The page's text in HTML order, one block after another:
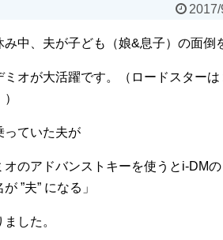
中、夫が子ども（娘&息子）の面倒
ミオが大活躍です。（ロードスター
っていた夫が
オのアドバンストキーを使うとi-DM
”夫” になる」
した。